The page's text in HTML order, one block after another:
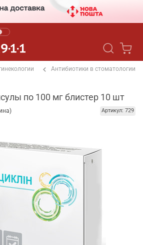
Антибиотики в стоматологии
по 100 мг блистер 10 шт
Артикул: 729